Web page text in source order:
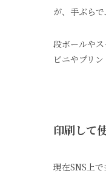
が、手ぶら
段ボールや
ビニやプリ
印刷して
現在SNS上